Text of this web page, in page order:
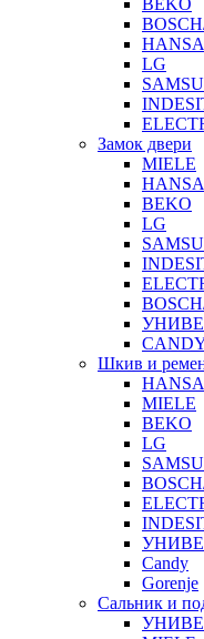
BEKO
HANSA
LG
Замок двери
MIELE
HANSA
BEKO
LG
Шкив и
HANSA
MIELE
BEKO
LG
Candy
Gorenje
Сальник и